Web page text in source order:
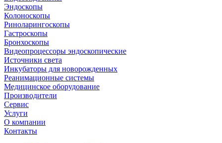
Эндоскопы
Колоноскопы
Риноларингоскопы
Гастроскопы
Бронхоскопы
Видеопроцессоры эндоскопические
Источники света
Инкубаторы для новорожденных
Реанимационные системы
Медицинское оборудование
Производители
Сервис
Услуги
О компании
Контакты